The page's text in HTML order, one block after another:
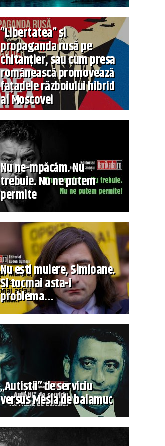
”Libertatea” și
propaganda rusă pe
chitanțier, sau cum presa
românească promovează
fațadele războiului hibrid
al Moscovei
Nu ne-mpăcăm. Nu
trebuie. Nu ne putem
permite
Nu ești muiere, Simioane.
Și tocmai asta-i
problema…
„Autiștii” de serviciu
versus Mesia de balamuc